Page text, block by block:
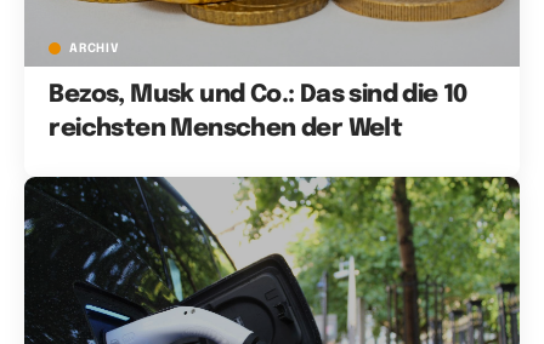
ARCHIV
Bezos, Musk und Co.: Das sind die 10
reichsten Menschen der Welt